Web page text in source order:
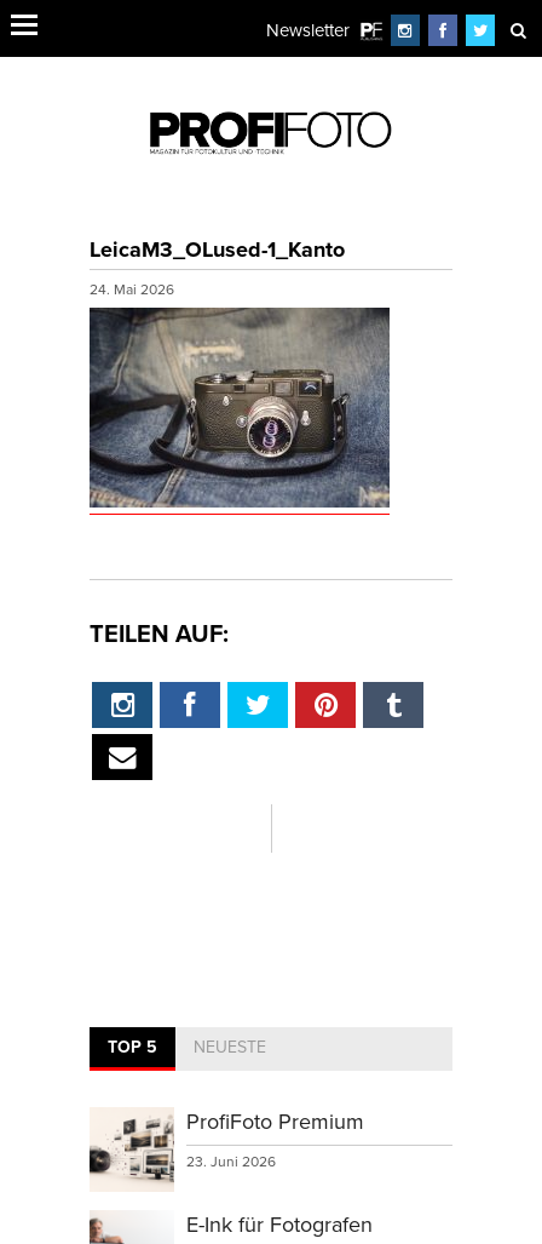
Newsletter
LeicaM3_OLused-1_Kanto
24. Mai 2026
TEILEN AUF:
TOP 5 NEUESTE
ProfiFoto Premium
23. Juni 2026
E-Ink für Fotografen